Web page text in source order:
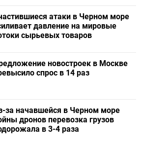
атаки в Черном море
давление на мировые
сырьевых товаров
новостроек в Москве
спрос в 14 раз
за начавшейся в Черном море
дронов перевозка грузов
в 3-4 раза